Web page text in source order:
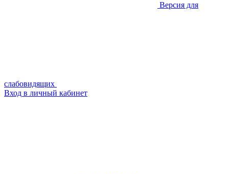
Версия для
слабовидящих
Вход в личный кабинет